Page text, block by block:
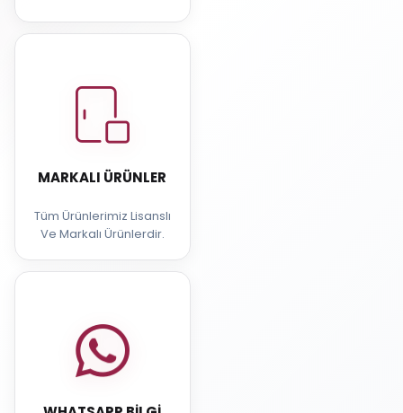
MARKALI ÜRÜNLER
Tüm Ürünlerimiz Lisanslı
Ve Markalı Ürünlerdir.